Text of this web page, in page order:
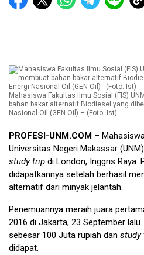
Mahasiswa Fakultas Ilmu Sosial (FIS)
bahan bakar alternatif Biodiesel yang
Nasional Oil (GEN-Oil) – (Foto: Ist)
PROFESI-UNM.COM –
Universitas Negeri Makassar
study trip di London, Inggris Raya.
didapatkannya setelah berhasil
alternatif dari minyak jelantah.
Penemuannya meraih juara
2016 di Jakarta, 23 September
sebesar 100 Juta rupiah dan study
didapat.